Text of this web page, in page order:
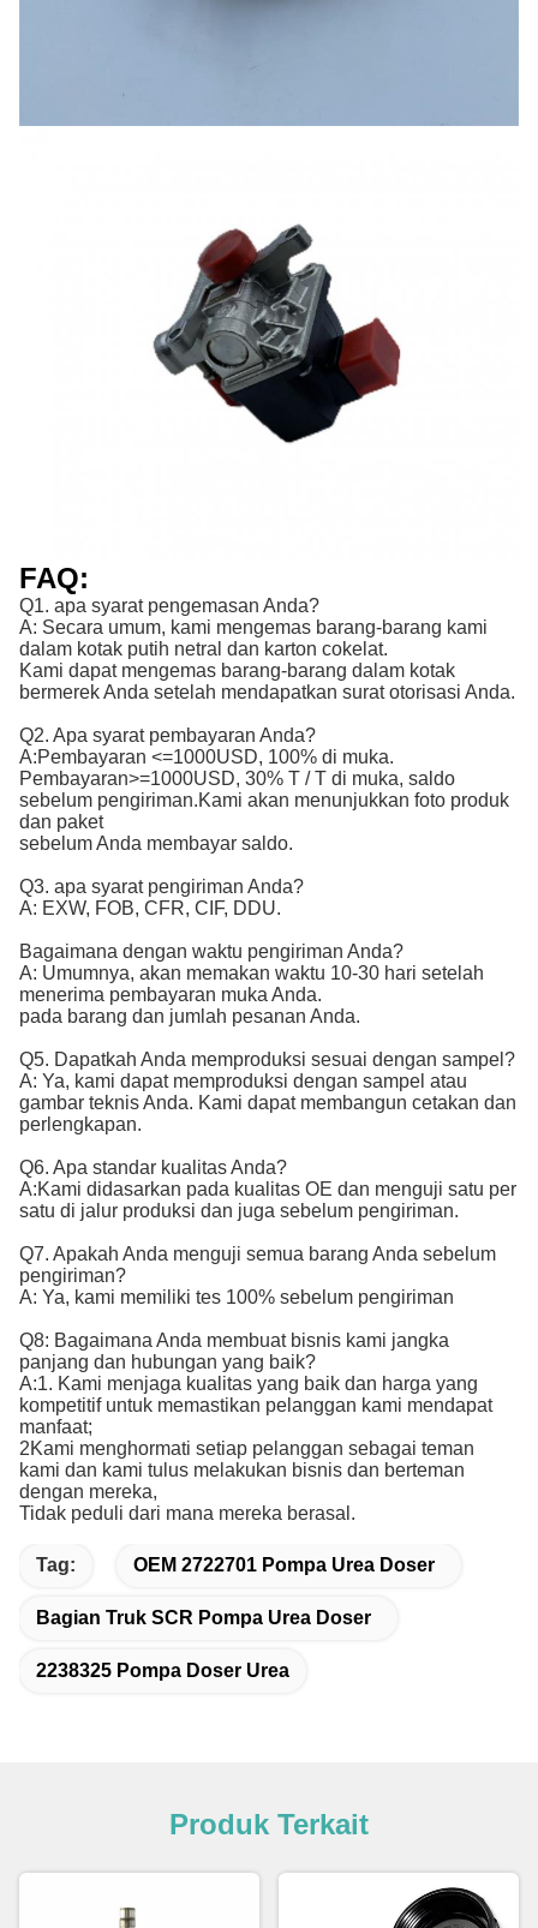
FAQ:
Q1. apa syarat pengemasan Anda?
A: Secara umum, kami mengemas barang-barang kami
dalam kotak putih netral dan karton cokelat.
Kami dapat mengemas barang-barang dalam kotak
bermerek Anda setelah mendapatkan surat otorisasi Anda.
Q2. Apa syarat pembayaran Anda?
A:Pembayaran <=1000USD, 100% di muka.
Pembayaran>=1000USD, 30% T / T di muka, saldo
sebelum pengiriman.Kami akan menunjukkan foto produk
dan paket
sebelum Anda membayar saldo.
Q3. apa syarat pengiriman Anda?
A: EXW, FOB, CFR, CIF, DDU.
Bagaimana dengan waktu pengiriman Anda?
A: Umumnya, akan memakan waktu 10-30 hari setelah
menerima pembayaran muka Anda.
pada barang dan jumlah pesanan Anda.
Q5. Dapatkah Anda memproduksi sesuai dengan sampel?
A: Ya, kami dapat memproduksi dengan sampel atau
gambar teknis Anda. Kami dapat membangun cetakan dan
perlengkapan.
Q6. Apa standar kualitas Anda?
A:Kami didasarkan pada kualitas OE dan menguji satu per
satu di jalur produksi dan juga sebelum pengiriman.
Q7. Apakah Anda menguji semua barang Anda sebelum
pengiriman?
A: Ya, kami memiliki tes 100% sebelum pengiriman
Q8: Bagaimana Anda membuat bisnis kami jangka
panjang dan hubungan yang baik?
A:1. Kami menjaga kualitas yang baik dan harga yang
kompetitif untuk memastikan pelanggan kami mendapat
manfaat;
2Kami menghormati setiap pelanggan sebagai teman
kami dan kami tulus melakukan bisnis dan berteman
dengan mereka,
Tidak peduli dari mana mereka berasal.
Tag: OEM 2722701 Pompa Urea Doser
Bagian Truk SCR Pompa Urea Doser
2238325 Pompa Doser Urea
Produk Terkait